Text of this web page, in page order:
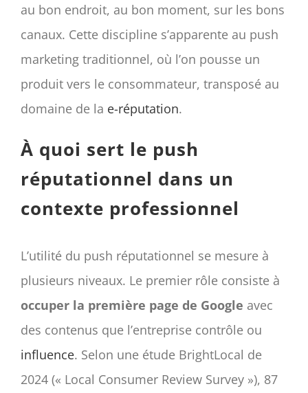
au bon endroit, au bon moment, sur les bons
canaux. Cette discipline s’apparente au push
marketing traditionnel, où l’on pousse un
produit vers le consommateur, transposé au
domaine de la e-réputation.
À quoi sert le push
réputationnel dans un
contexte professionnel
L’utilité du push réputationnel se mesure à
plusieurs niveaux. Le premier rôle consiste à
occuper la première page de Google avec
des contenus que l’entreprise contrôle ou
influence. Selon une étude BrightLocal de
2024 (« Local Consumer Review Survey »), 87